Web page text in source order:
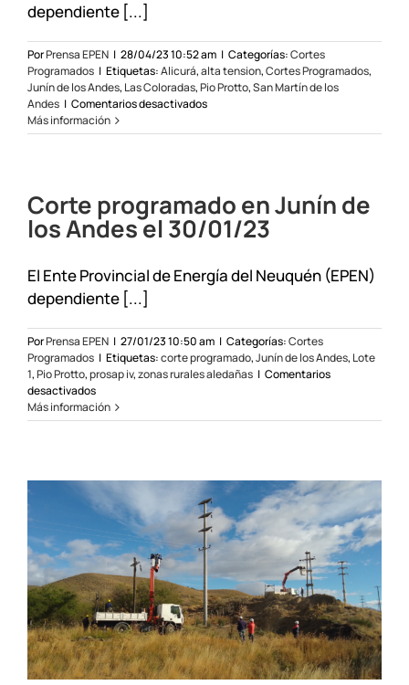
dependiente [...]
PorPrensa EPEN | 28/04/23 10:52 am | Categorías:Cortes
Programados | Etiquetas:Alicurá,alta tension,Cortes Programados,
Junín de los Andes, Las Coloradas,Pio Protto,San Martín de los
Andes | Comentarios desactivadosen
programado
de
los
Andes,
de
los
Las
Coloradas
el
06
Más información
Corte programado en Junín de
los Andes el 30/01/23
El Ente Provincial de Energía del Neuquén (EPEN)
dependiente [...]
PorPrensa EPEN | 27/01/23 10:50 am | Categorías:Cortes
Programados | Etiquetas:corte programado,Junín de los Andes, Lote
1,Pio Protto,prosap iv,zonas rurales aledañas | Comentarios
desactivadosen
Corte
programado
los
Andes
30/01/23
Más información